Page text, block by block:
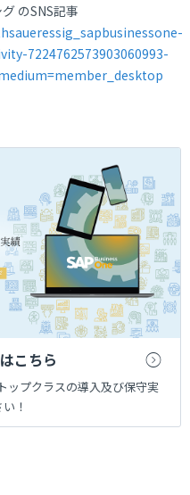
のSNS記事
7224762573903060993-
こちら
ップクラスの導入及び保守実
！